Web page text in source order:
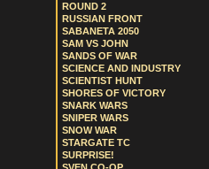
ROUND 2
RUSSIAN FRONT
SABANETA 2050
SAM VS JOHN
SANDS OF WAR
SCIENCE AND INDUSTRY
SCIENTIST HUNT
SHORES OF VICTORY
SNARK WARS
SNIPER WARS
SNOW WAR
STARGATE TC
SURPRISE!